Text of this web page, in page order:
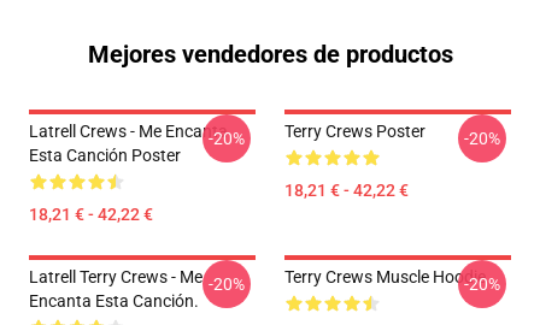
Mejores vendedores de productos
Latrell Crews - Me Encanta
Esta Canción Poster
18,21 € - 42,22 €
-20% Terry Crews Poster
18,21 € - 42,22 €
-20%
Latrell Terry Crews - Me
Encanta Esta Canción.
-20% Terry Crews Muscle Hoodie
-20%